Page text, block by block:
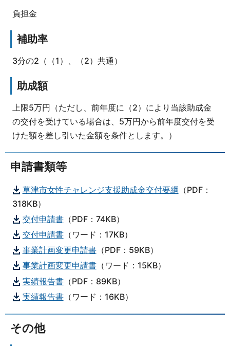
負担金
補助率
3分の2（（1）、（2）共通）
助成額
上限5万円（ただし、前年度に（2）により当該助成金
の交付を受けている場合は、5万円から前年度交付を受
けた額を差し引いた金額を条件とします。）
申請書類等
草津市女性チャレンジ支援助成金交付要綱 （PDF：
318KB）
交付申請書（PDF：74KB）
交付申請書（ワード：17KB）
事業計画変更申請書（PDF：59KB）
事業計画変更申請書（ワード：15KB）
実績報告書（PDF：89KB）
実績報告書（ワード：16KB）
その他